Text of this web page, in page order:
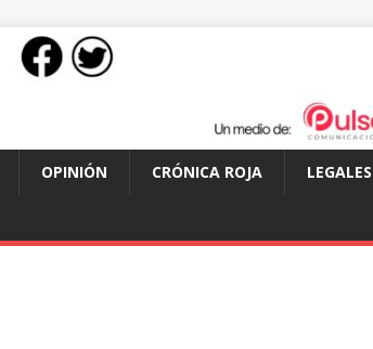
OPINIÓN CRÓNICA ROJA LEGALES